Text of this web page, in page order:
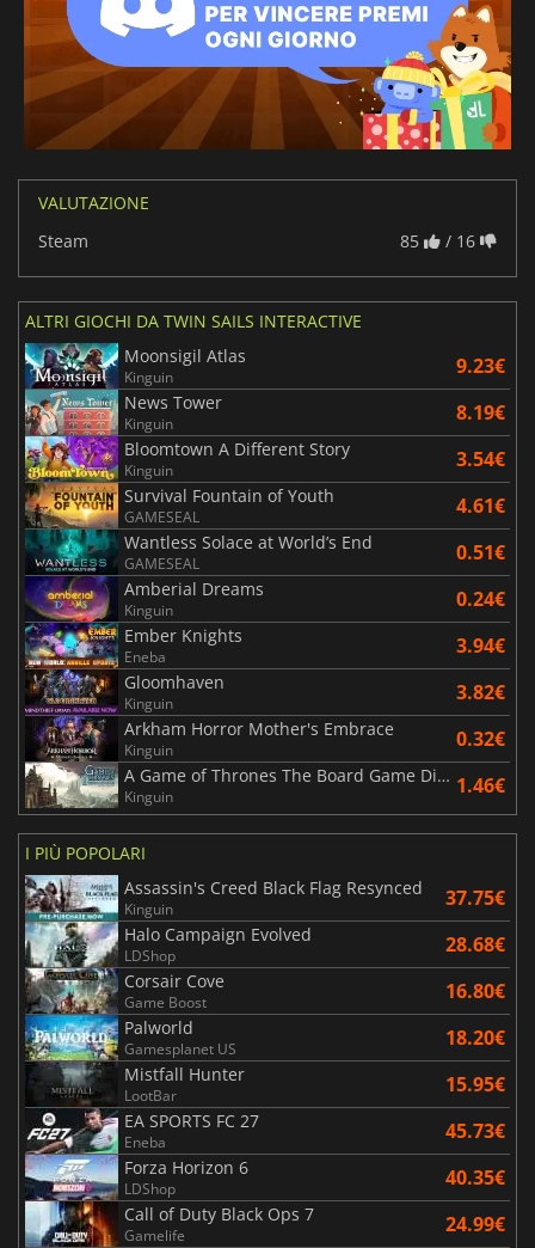
VALUTAZIONE
Steam
85 / 16
ALTRI GIOCHI DA TWIN SAILS INTERACTIVE
Moonsigil Atlas
Kinguin 9.23€
News Tower
Kinguin 8.19€
Bloomtown A Different Story
Kinguin 3.54€
Survival Fountain of Youth
GAMESEAL 4.61€
Wantless Solace at World’s End
GAMESEAL 0.51€
Amberial Dreams
Kinguin 0.24€
Ember Knights
Eneba 3.94€
Gloomhaven
Kinguin 3.82€
Arkham Horror Mother's Embrace
Kinguin 0.32€
A Game of Thrones The Board Game Digital Edition
Kinguin 1.46€
I PIÙ POPOLARI
Assassin's Creed Black Flag Resynced
Kinguin 37.75€
Halo Campaign Evolved
LDShop 28.68€
Corsair Cove
Game Boost 16.80€
Palworld
Gamesplanet US 18.20€
Mistfall Hunter
LootBar 15.95€
EA SPORTS FC 27
Eneba 45.73€
Forza Horizon 6
LDShop 40.35€
Call of Duty Black Ops 7
Gamelife 24.99€